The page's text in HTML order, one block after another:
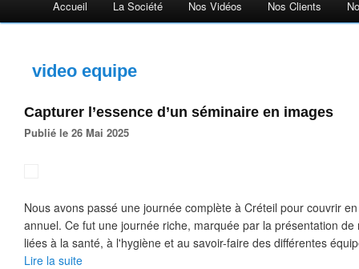
Accueil La Société Nos Vidéos Nos Clients
video equipe
Capturer l’essence d’un séminaire en images
Publié le 26 Mai 2025
Nous avons passé une journée complète à Créteil pour couvrir
annuel. Ce fut une journée riche, marquée par la présentation
liées à la santé, à l'hygiène et au savoir-faire des différentes
Lire la suite